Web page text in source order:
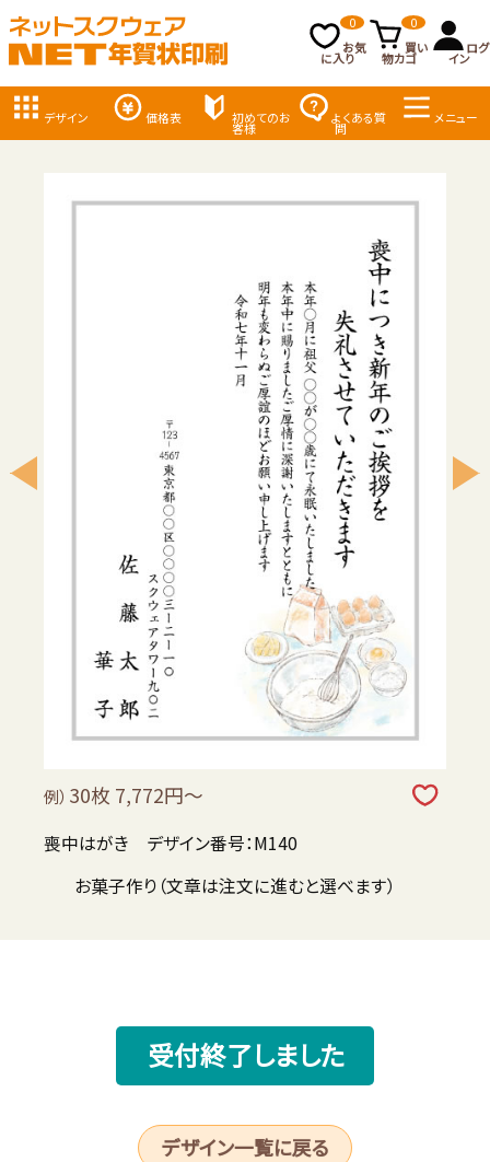
お気
に入り
0
買い
物カゴ
0
ログ
イン
デザイン 価格表 初めてのお
客様
よくある質
問
メニュー
例） 30枚 7,772円～
喪中はがき デザイン番号：M140
お菓子作り（文章は注文に進むと選べます）
受付終了しました
デザイン一覧に戻る